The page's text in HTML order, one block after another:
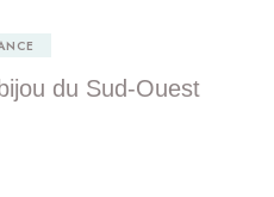
du Sud-Ouest